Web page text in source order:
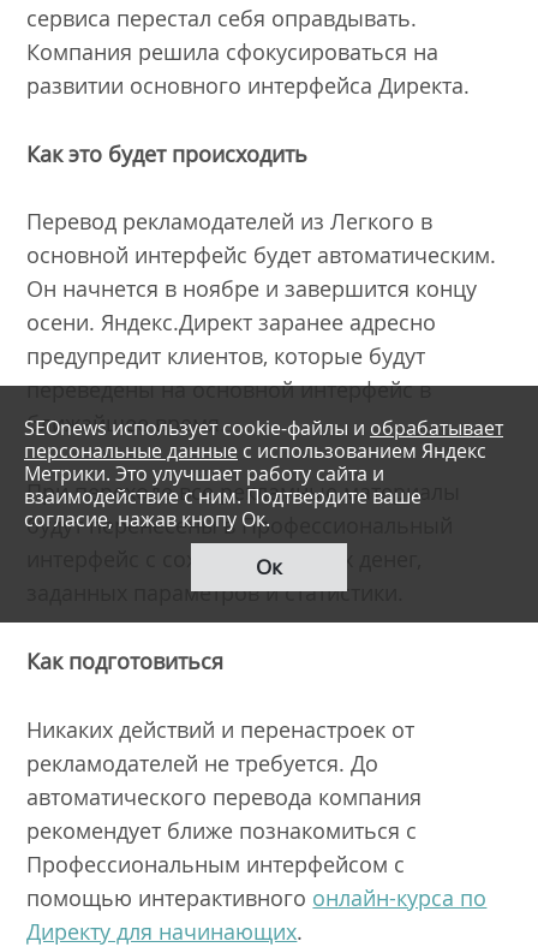
сервиса перестал себя оправдывать.
Компания решила сфокусироваться на
развитии основного интерфейса Директа.
Как это будет происходить
Перевод рекламодателей из Легкого в
основной интерфейс будет автоматическим.
Он начнется в ноябре и завершится концу
осени. Яндекс.Директ заранее адресно
предупредит клиентов, которые будут
переведены на основной интерфейс в
ближайшее время.
При переходе все рекламные материалы
будут перенесены в Профессиональный
интерфейс с сохранением всех денег,
заданных параметров и статистики.
Как подготовиться
Никаких действий и перенастроек от
рекламодателей не требуется. До
автоматического перевода компания
рекомендует ближе познакомиться с
Профессиональным интерфейсом с
помощью интерактивного онлайн-курса по
Директу для начинающих.
SEOnews использует cookie-файлы и обрабатывает
персональные данные с использованием Яндекс
Метрики. Это улучшает работу сайта и
взаимодействие с ним. Подтвердите ваше
согласие, нажав кнопу Ок.
Ок